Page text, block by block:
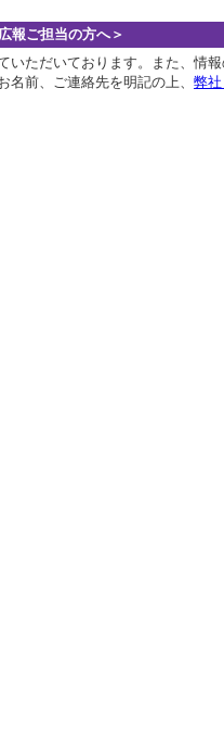
報ご担当の方へ＞
いただいております。また、情
前、ご連絡先を明記の上、 弊